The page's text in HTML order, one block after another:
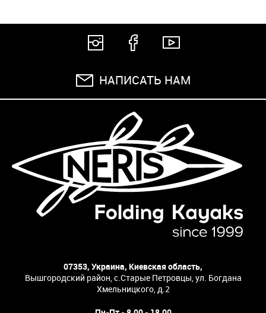
НАПИСАТЬ НАМ
07353, Украина, Киевская область,
Вышгородский район, с.Старые Петровцы, ул. Богдана
Хмельницкого, д.2